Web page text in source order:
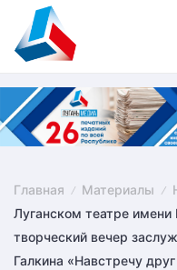
content
Главная Материалы
Луганском театре имени
творческий вечер
Галкина «Навстречу